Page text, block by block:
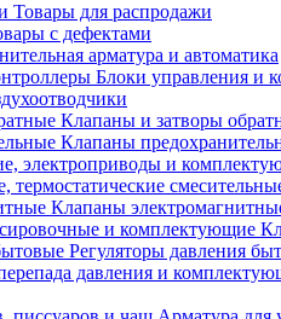
Товары для распродажи
с дефектами
арматура и автоматика
Блоки управления и
Клапаны и затворы
Клапаны
Клапаны
Регуляторы давления